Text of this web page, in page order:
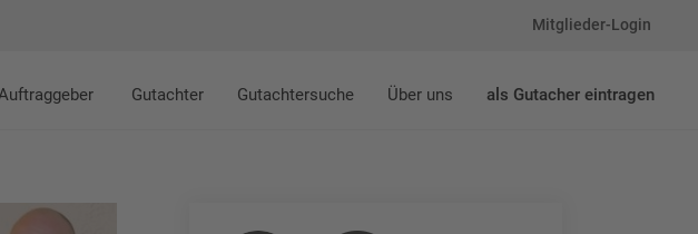
Mitglieder-Login
Gutachter Gutachtersuche Über uns als Gutacher eintragen